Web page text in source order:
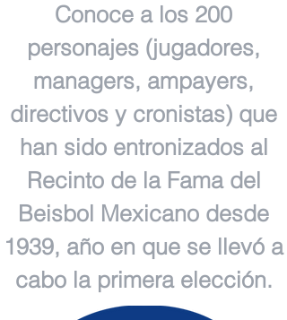
Conoce a los 200
personajes (jugadores,
managers, ampayers,
directivos y cronistas) que
han sido entronizados al
Recinto de la Fama del
Beisbol Mexicano desde
1939, año en que se llevó a
cabo la primera elección.